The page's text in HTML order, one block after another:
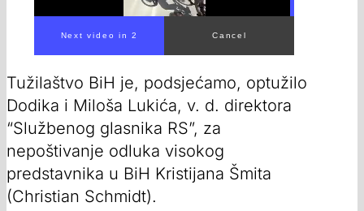
Tužilaštvo BiH je, podsjećamo, optužilo
Dodika i Miloša Lukića, v. d. direktora
“Službenog glasnika RS”, za
nepoštivanje odluka visokog
predstavnika u BiH Kristijana Šmita
(Christian Schmidt).